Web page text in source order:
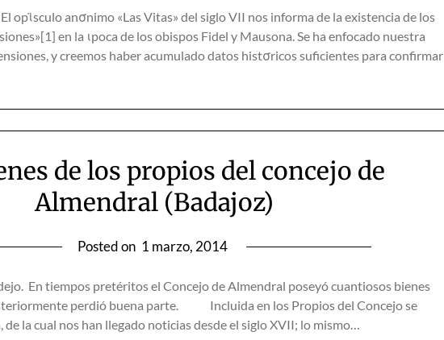
opϊsculo anσnimo «Las Vitas» del siglo VII nos informa de la existencia de los
en la ιpoca de los obispos Fidel y Mausona. Se ha enfocado nuestra
y creemos haber acumulado datos histσricos suficientes para confirmar
de los propios del concejo de
Almendral (Badajoz)
Posted on 1 marzo, 2014
En tiempos pretéritos el Concejo de Almendral poseyó cuantiosos bienes
perdió buena parte. Incluida en los Propios del Concejo se
de la cual nos han llegado noticias desde el siglo XVII; lo mismo…